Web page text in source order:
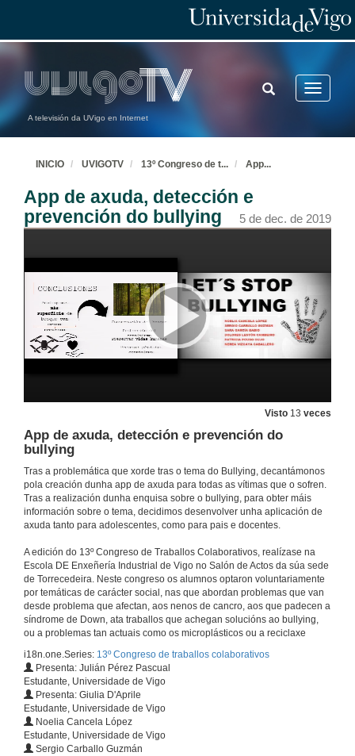
A televisión da UVigo en Internet
Toggle
TOGGLE
SEARCH
INICIO UVIGOTV 13º Congreso de t... App...
App de axuda, detección e
prevención do bullying
5 de dec. de 2019
Visto 13 veces
App de axuda, detección e prevención do
bullying
Tras a problemática que xorde tras o tema do Bullying, decantámonos
pola creación dunha app de axuda para todas as vítimas que o sofren.
Tras a realización dunha enquisa sobre o bullying, para obter máis
información sobre o tema, decidimos desenvolver unha aplicación de
axuda tanto para adolescentes, como para pais e docentes.
A edición do 13º Congreso de Traballos Colaborativos, realízase na
Escola DE Enxeñería Industrial de Vigo no Salón de Actos da súa sede
de Torrecedeira. Neste congreso os alumnos optaron voluntariamente
por temáticas de carácter social, nas que abordan problemas que van
desde problema que afectan, aos nenos de cancro, aos que padecen a
síndrome de Down, ata traballos que achegan solucións ao bullying,
ou a problemas tan actuais como os microplásticos ou a reciclaxe
i18n.one.Series: 13º Congreso de traballos colaborativos
Presenta: Julián Pérez Pascual
Estudante, Universidade de Vigo
Presenta: Giulia D'Aprile
Estudante, Universidade de Vigo
Noelia Cancela López
Estudante, Universidade de Vigo
Sergio Carballo Guzmán
5 de dec. de 2019